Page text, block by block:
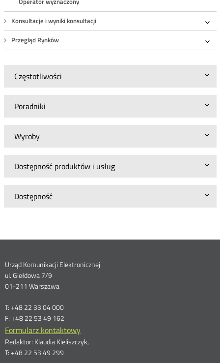
Konsultacje i wyniki konsultacji
Przegląd Rynków
Częstotliwości
Poradniki
Wyroby
Dostępność produktów i usług
Dostępność
Dane
kontaktowe
Urząd Komunikacji Elektronicznej
ul. Giełdowa 7/9
01-211 Warszawa
T: +48 22 33 04 000
F: +48 22 53 49 162
Formularz kontaktowy
Redaktor: Klaudia Kieliszczyk,
T: +48 22 53 49 299